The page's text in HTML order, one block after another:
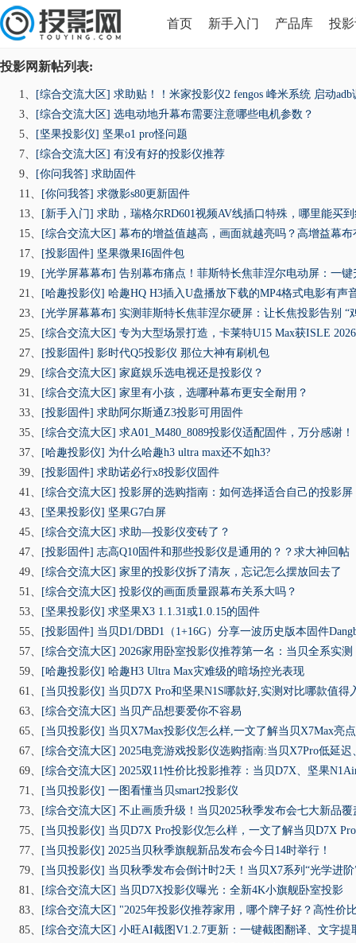
首页 新手入门 产品库 投
HDMI版本对比
投影网新帖列表:
1、 [综合交流大区] 求助贴！！米家投影仪2 fengos 峰米系统 启动
3、
[综合交流大区] 选电动地升幕布需要注意哪些电机参数？
5、
[坚果投影仪] 坚果o1 pro怪问题
7、
[综合交流大区] 有没有好的投影仪推荐
9、
[你问我答] 求助固件
11、
[你问我答] 求微影s80更新固件
13、
[新手入门] 求助，瑞格尔RD601视频AV线插口特殊，哪里能买
15、
[综合交流大区] 幕布的增益值越高，画面就越亮吗？高增益幕布
17、
[投影固件] 坚果微果I6固件包
19、
[光学屏幕幕布] 告别幕布痛点！菲斯特长焦菲涅尔电动屏：一键
21、
[哈趣投影仪] 哈趣HQ H3插入U盘播放下载的MP4格式电影有声
23、
[光学屏幕幕布] 实测菲斯特长焦菲涅尔硬屏：让长焦投影告别 “
25、
[综合交流大区] 专为大型场景打造，卡莱特U15 Max获ISLE
27、
[投影固件] 影时代Q5投影仪 那位大神有刷机包
29、
[综合交流大区] 家庭娱乐选电视还是投影仪？
31、
[综合交流大区] 家里有小孩，选哪种幕布更安全耐用？
33、
[投影固件] 求助阿尔斯通Z3投影可用固件
35、
[综合交流大区] 求A01_M480_8089投影仪适配固件，万分感谢！
37、
[哈趣投影仪] 为什么哈趣h3 ultra max还不如h3?
39、
[投影固件] 求助诺必行x8投影仪固件
41、
[综合交流大区] 投影屏的选购指南：如何选择适合自己的投影屏
43、
[坚果投影仪] 坚果G7白屏
45、
[综合交流大区] 求助—投影仪变砖了？
47、
[投影固件] 志高Q10固件和那些投影仪是通用的？？求大神回帖
49、
[综合交流大区] 家里的投影仪拆了清灰，忘记怎么摆放回去了
51、
[综合交流大区] 投影仪的画面质量跟幕布关系大吗？
53、
[坚果投影仪] 求坚果X3 1.1.31或1.0.15的固件
55、
[投影固件] 当贝D1/DBD1（1+16G）分享一波历史版本固件
57、
[综合交流大区] 2026家用卧室投影仪推荐第一名：当贝全系实测
59、
[哈趣投影仪] 哈趣H3 Ultra Max灾难级的暗场控光表现
61、
[当贝投影仪] 当贝D7X Pro和坚果N1S哪款好,实测对比哪款值得
63、
[综合交流大区] 当贝产品想要爱你不容易
65、
[当贝投影仪] 当贝X7Max投影仪怎么样,一文了解当贝X7Max亮点
67、
[综合交流大区] 2025电竞游戏投影仪选购指南:当贝X7Pro低延
69、
[综合交流大区] 2025双11性价比投影推荐：当贝D7X、坚果
71、
[当贝投影仪] 一图看懂当贝smart2投影仪
73、
[综合交流大区] 不止画质升级！当贝2025秋季发布会七大新品
75、
[当贝投影仪] 当贝D7X Pro投影仪怎么样，一文了解当贝D7X
77、
[当贝投影仪] 2025当贝秋季旗舰新品发布会今日14时举行！
79、
[当贝投影仪] 当贝秋季发布会倒计时2天！当贝X7系列“光学进
81、
[综合交流大区] 当贝D7X投影仪曝光：全新4K小旗舰卧室投影
83、
[综合交流大区] "2025年投影仪推荐家用，哪个牌子好？高性价
85、
[综合交流大区] 小旺AI截图V1.2.7更新：一键截图翻译、文字提